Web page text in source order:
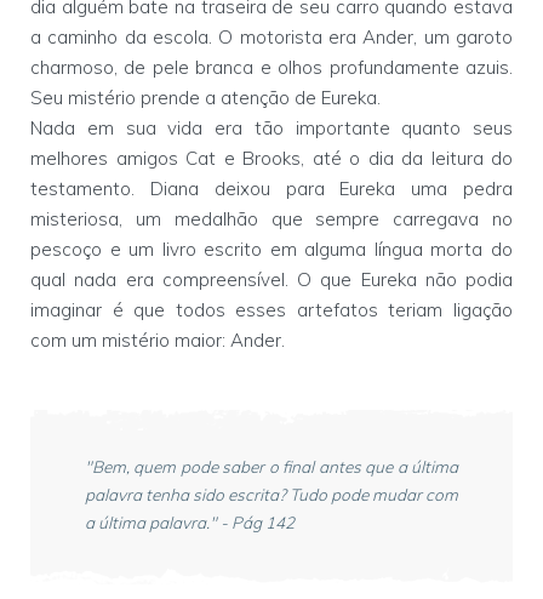
dia alguém bate na traseira de seu carro quando estava
a caminho da escola. O motorista era Ander, um garoto
charmoso, de pele branca e olhos profundamente azuis.
Seu mistério prende a atenção de Eureka.
Nada em sua vida era tão importante quanto seus
melhores amigos Cat e Brooks, até o dia da leitura do
testamento. Diana deixou para Eureka uma pedra
misteriosa, um medalhão que sempre carregava no
pescoço e um livro escrito em alguma língua morta do
qual nada era compreensível. O que Eureka não podia
imaginar é que todos esses artefatos teriam ligação
com um mistério maior: Ander.
"Bem, quem pode saber o final antes que a última
palavra tenha sido escrita? Tudo pode mudar com
a última palavra." - Pág 142